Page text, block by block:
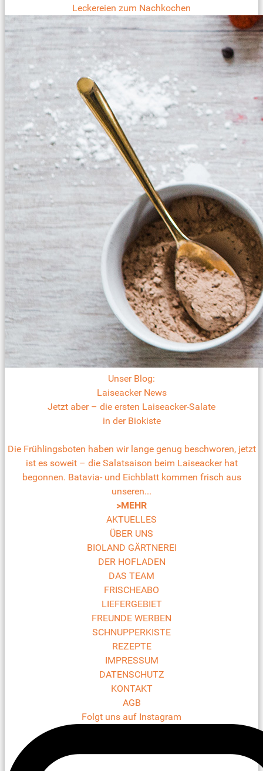
Leckereien zum Nachkochen
Unser Blog:
Laiseacker News
Jetzt aber – die ersten Laiseacker-Salate
in der Biokiste
Die Frühlingsboten haben wir lange genug beschworen, jetzt
ist es soweit – die Salatsaison beim Laiseacker hat
begonnen. Batavia- und Eichblatt kommen frisch aus
unseren...
>MEHR
AKTUELLES
ÜBER UNS
BIOLAND GÄRTNEREI
DER HOFLADEN
DAS TEAM
FRISCHEABO
LIEFERGEBIET
FREUNDE WERBEN
SCHNUPPERKISTE
REZEPTE
IMPRESSUM
DATENSCHUTZ
KONTAKT
AGB
Folgt uns auf Instagram